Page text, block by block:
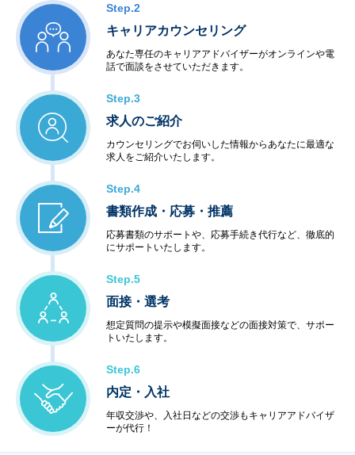
Step.2
キャリアカウンセリング
あなた専任のキャリアアドバイザーがオンラインや電
話で面談をさせていただきます。
Step.3
求人のご紹介
カウンセリングでお伺いした情報からあなたに最適な
求人をご紹介いたします。
Step.4
書類作成・応募・推薦
応募書類のサポートや、応募手続き代行など、徹底的
にサポートいたします。
Step.5
面接・選考
想定質問の提示や模擬面接などの面接対策で、サポー
トいたします。
Step.6
内定・入社
年収交渉や、入社日などの交渉もキャリアアドバイザ
ーが代行！